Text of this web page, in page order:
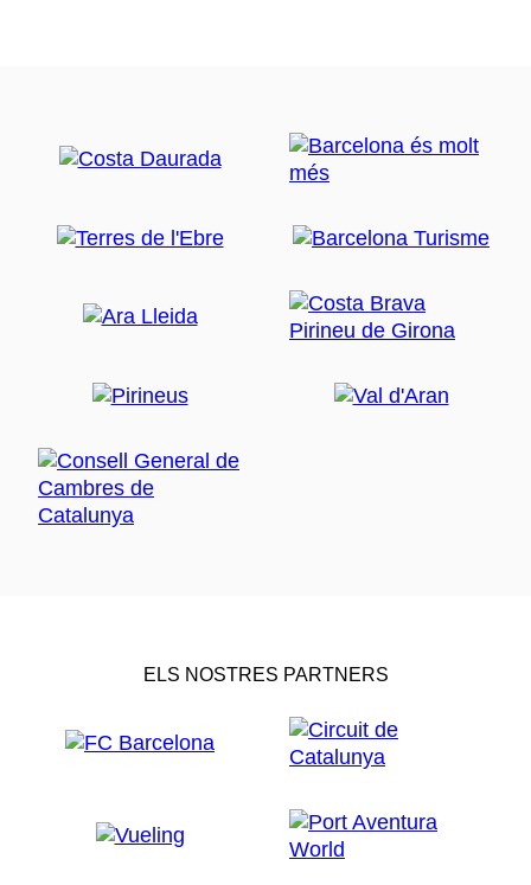
ELS NOSTRES PARTNERS